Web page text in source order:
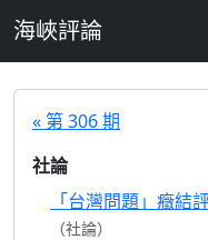
海峽評論
« 第 306 期
社論
「台灣問題」癥結
（社論）